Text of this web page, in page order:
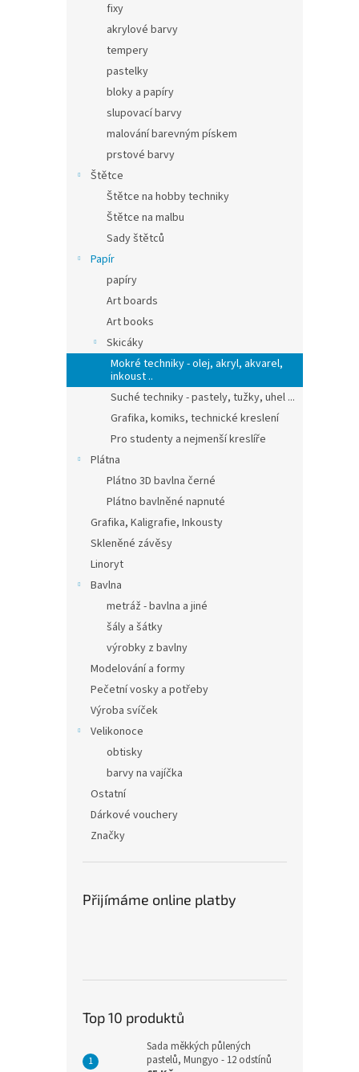
fixy
akrylové barvy
tempery
pastelky
bloky a papíry
slupovací barvy
malování barevným pískem
prstové barvy
Štětce
Štětce na hobby techniky
Štětce na malbu
Sady štětců
Papír
papíry
Art boards
Art books
Skicáky
Mokré techniky - olej, akryl, akvarel,
inkoust ..
Suché techniky - pastely, tužky, uhel ...
Grafika, komiks, technické kreslení
Pro studenty a nejmenší kreslíře
Plátna
Plátno 3D bavlna černé
Plátno bavlněné napnuté
Grafika, Kaligrafie, Inkousty
Skleněné závěsy
Linoryt
Bavlna
metráž - bavlna a jiné
šály a šátky
výrobky z bavlny
Modelování a formy
Pečetní vosky a potřeby
Výroba svíček
Velikonoce
obtisky
barvy na vajíčka
Ostatní
Dárkové vouchery
Značky
Přijímáme online platby
Top 10 produktů
Sada měkkých půlených
pastelů, Mungyo - 12 odstínů